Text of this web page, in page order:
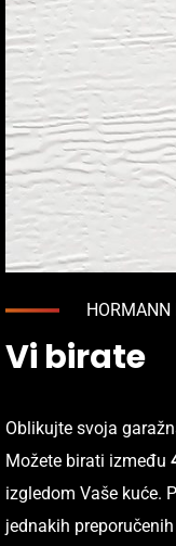
Vi birate
Oblikujte svoja
Možete birati između
izgledom Vaše kuće.
jednakih